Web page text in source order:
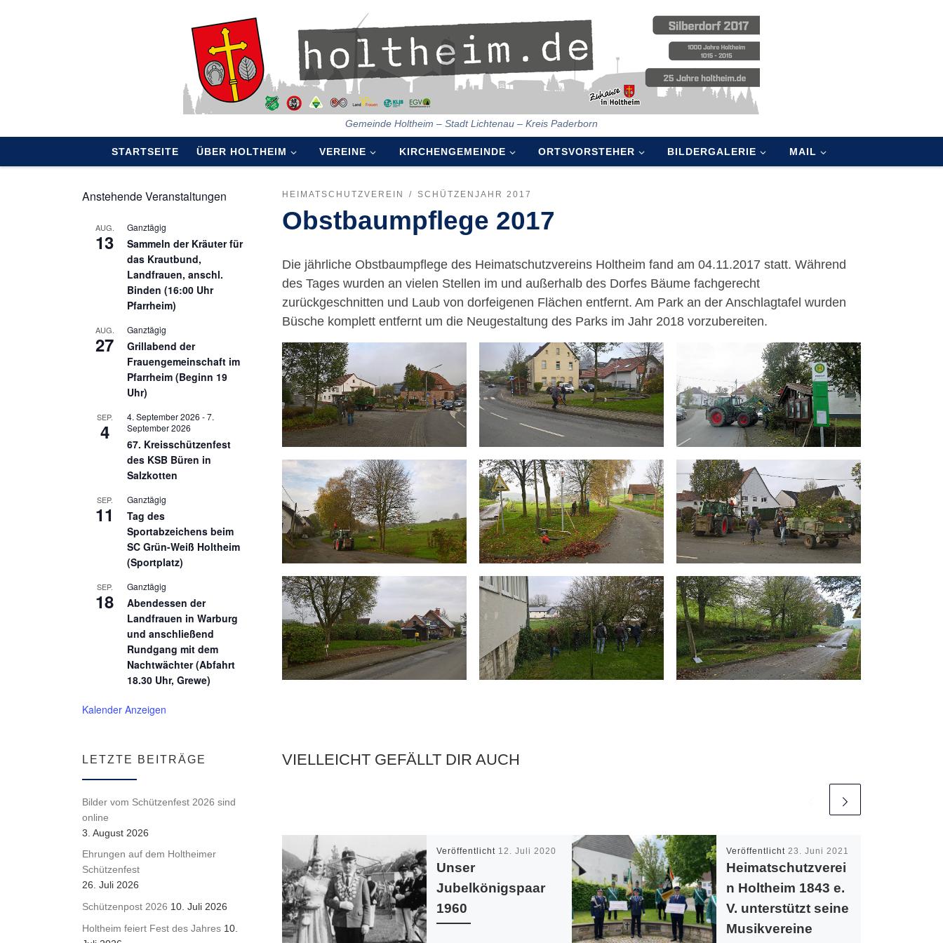
Gemeinde Holtheim – Stadt Lichtenau – Kreis Paderborn
STARTSEITE ÜBER HOLTHEIM VEREINE KIRCHENGEMEINDE ORTSVORSTEHER BILDERGALERIE MAIL
HEIMATSCHUTZVEREIN SCHÜTZENJAHR 2017
Obstbaumpflege 2017
Die jährliche Obstbaumpflege des Heimatschutzvereins Holtheim fand am 04.11.2017 statt. Während
des Tages wurden an vielen Stellen im und außerhalb des Dorfes Bäume fachgerecht
zurückgeschnitten und Laub von dorfeigenen Flächen entfernt. Am Park an der Anschlagtafel wurden
Büsche komplett entfernt um die Neugestaltung des Parks im Jahr 2018 vorzubereiten.
VIELLEICHT GEFÄLLT DIR AUCH
Veröffentlicht 12. Juli 2020
Unser
Jubelkönigspaar
1960
Veröffentlicht 23. Juni 2021
Heimatschutzverei
n Holtheim 1843 e.
V. unterstützt seine
Musikvereine
Anstehende Veranstaltungen
AUG.
13
Ganztägig
Sammeln der Kräuter für
das Krautbund,
Landfrauen, anschl.
Binden (16:00 Uhr
Pfarrheim)
AUG.
27
Ganztägig
Grillabend der
Frauengemeinschaft im
Pfarrheim (Beginn 19
Uhr)
SEP.
4
4. September 2026 -7.
September 2026
67. Kreisschützenfest
des KSB Büren in
Salzkotten
SEP.
11
Ganztägig
Tag des
Sportabzeichens beim
SC Grün-Weiß Holtheim
(Sportplatz)
SEP.
18
Ganztägig
Abendessen der
Landfrauen in Warburg
und anschließend
Rundgang mit dem
Nachtwächter (Abfahrt
18.30 Uhr, Grewe)
Kalender Anzeigen
LETZTE BEITRÄGE
Bilder vom Schützenfest 2026 sind
online
3. August 2026
Ehrungen auf dem Holtheimer
Schützenfest
26. Juli 2026
Schützenpost 2026 10. Juli 2026
Holtheim feiert Fest des Jahres 10.